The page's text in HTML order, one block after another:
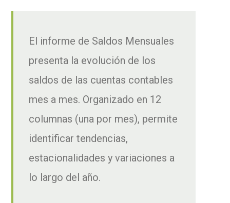
El informe de Saldos Mensuales
presenta la evolución de los
saldos de las cuentas contables
mes a mes. Organizado en 12
columnas (una por mes), permite
identificar tendencias,
estacionalidades y variaciones a
lo largo del año.